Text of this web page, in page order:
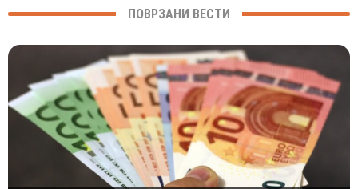
ПОВРЗАНИ ВЕСТИ